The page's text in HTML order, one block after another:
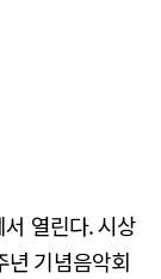
열린다. 시상
년 기념음악회